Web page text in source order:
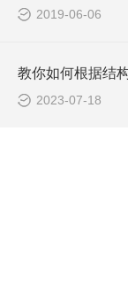
2019-06-06
2023-07-18